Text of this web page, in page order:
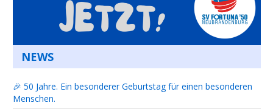
NEWS
🎉 50 Jahre. Ein besonderer Geburtstag für einen besonderen
Menschen.